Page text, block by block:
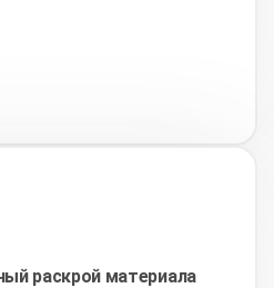
раскрой материала